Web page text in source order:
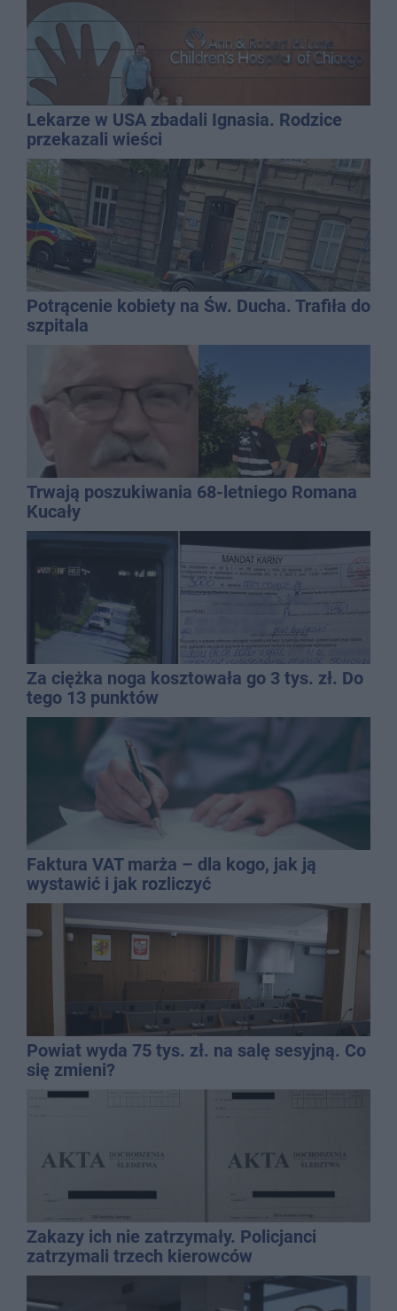
Lekarze w USA zbadali Ignasia. Rodzice
przekazali wieści
Potrącenie kobiety na Św. Ducha. Trafiła do
szpitala
Trwają poszukiwania 68-letniego Romana
Kucały
Za ciężka noga kosztowała go 3 tys. zł. Do
tego 13 punktów
Faktura VAT marża – dla kogo, jak ją
wystawić i jak rozliczyć
Powiat wyda 75 tys. zł. na salę sesyjną. Co
się zmieni?
Zakazy ich nie zatrzymały. Policjanci
zatrzymali trzech kierowców